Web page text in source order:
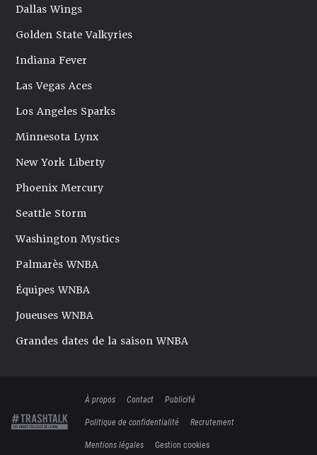
Dallas Wings
Golden State Valkyries
Indiana Fever
Las Vegas Aces
Los Angeles Sparks
Minnesota Lynx
New York Liberty
Phoenix Mercury
Seattle Storm
Washington Mystics
Palmarès WNBA
Équipes WNBA
Joueuses WNBA
Grandes dates de la saison WNBA
À propos Contact
Publicité
Politique de confidentialité
Recrutement
Mentions légales
Gestion cookies